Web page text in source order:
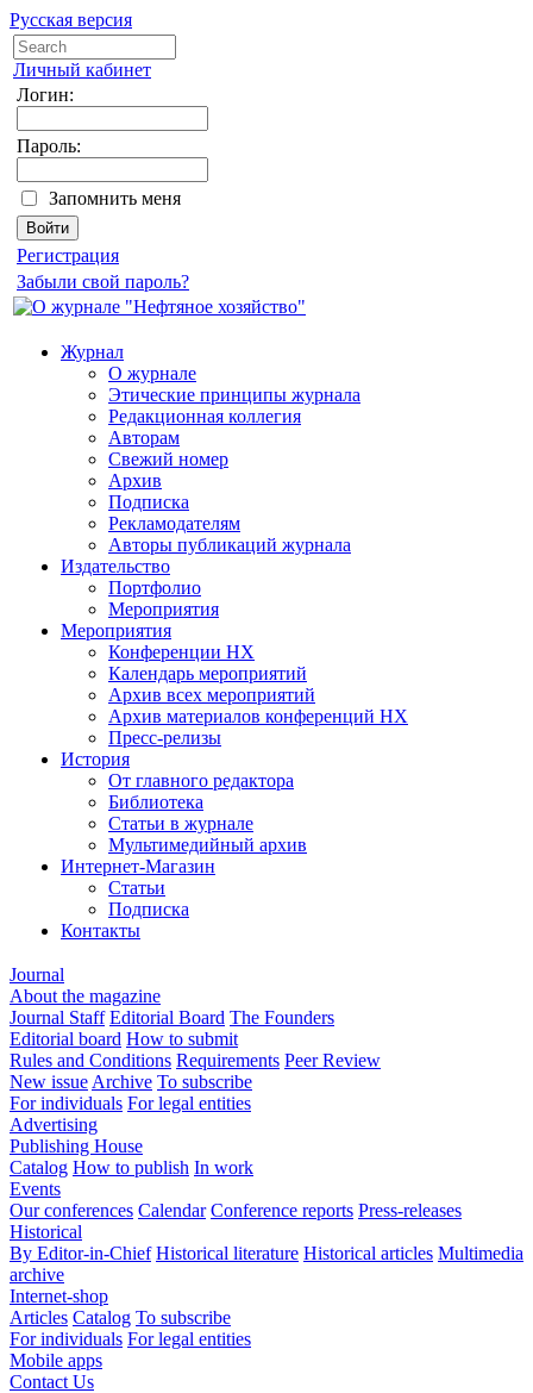
Русская версия
Личный кабинет
Логин:
Пароль:
Запомнить меня
Регистрация
Забыли свой пароль?
Журнал
О журнале
Этические принципы журнала
Редакционная коллегия
Авторам
Свежий номер
Архив
Подписка
Рекламодателям
Авторы публикаций журнала
Издательство
Портфолио
Мероприятия
Мероприятия
Конференции НХ
Календарь мероприятий
Архив всех мероприятий
Архив материалов конференций НХ
Пресс-релизы
История
От главного редактора
Библиотека
Статьи в журнале
Мультимедийный архив
Интернет-Магазин
Статьи
Подписка
Контакты
Journal
About the magazine
Journal Staff Editorial Board The Founders
Editorial board How to submit
Rules and Conditions Requirements Peer Review
New issue Archive To subscribe
For individuals For legal entities
Advertising
Publishing House
Catalog How to publish In work
Events
Our conferences Calendar Conference reports Press-releases
Historical
By Editor-in-Chief Historical literature Historical articles Multimedia
archive
Internet-shop
Articles Catalog To subscribe
For individuals For legal entities
Mobile apps
Contact Us